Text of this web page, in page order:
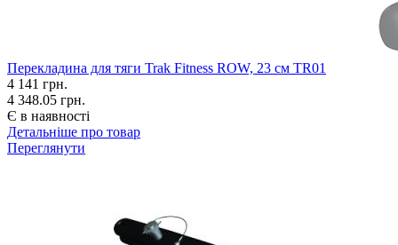
Перекладина для тяги Trak Fitness ROW, 23 см TR01
4 141 грн.
4 348.05 грн.
Є в наявності
Детальніше про товар
Переглянути